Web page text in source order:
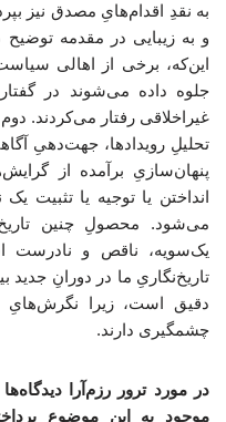
به نقدِ اقدام‌هایِ مصدق نیز
و به زیبایی در مقدمه
این‌که، برخی از اهالی
جلوه داده می‌شوند در
غیراخلاقی رفتار می‌کردند.
تحلیلِ رویدادها، جهت‌دهیِ
پنهان‌سازیِ برآمده از
انداختن یا توجیه یا
می‌شود. محصولِ چنین
یک‌سویه، ناقص و نادرست
تاریخ‌نگاریِ ما در دورانِ جدید
دقیق است، زیرا نگرش‌هایِ
چشمگیری دارند.
در مورد ترور رزم‌آرا
موجود به این موضوع